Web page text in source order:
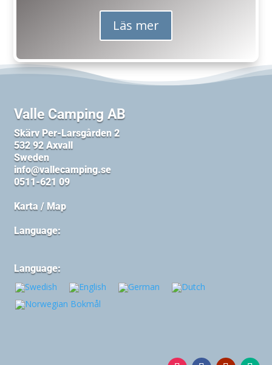
Läs mer
Valle Camping AB
Skärv Per-Larsgården 2
532 92 Axvall
Sweden
info@vallecamping.se
0511-621 09
Karta / Map
Language:
Language: